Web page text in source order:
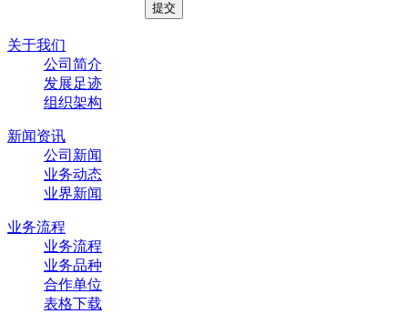
关于我们
公司简介
发展足迹
组织架构
新闻资讯
公司新闻
业务动态
业界新闻
业务流程
业务流程
业务品种
合作单位
表格下载